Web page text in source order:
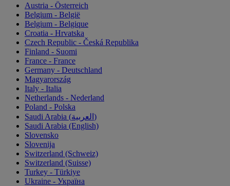
Austria - Österreich
Belgium - België
Belgium - Belgique
Croatia - Hrvatska
Czech Republic - Česká Republika
Finland - Suomi
France - France
Germany - Deutschland
Magyarország
Italy - Italia
Netherlands - Nederland
Poland - Polska
Saudi Arabia (العربية)
Saudi Arabia (English)
Slovensko
Slovenija
Switzerland (Schweiz)
Switzerland (Suisse)
Turkey - Türkiye
Ukraine - Україна